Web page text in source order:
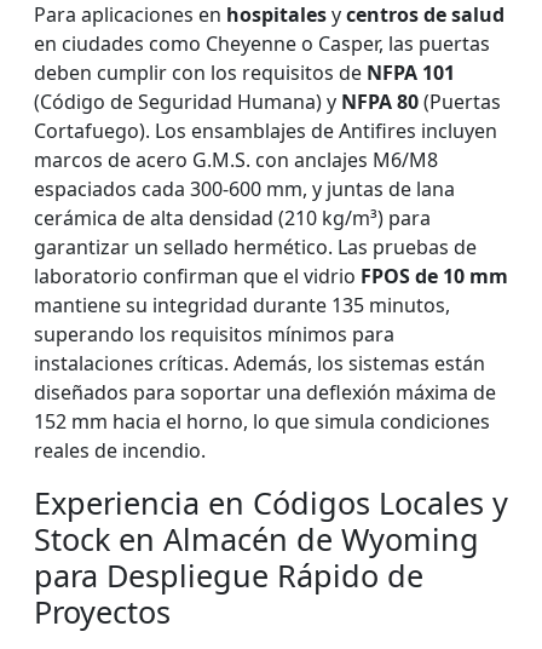
Para aplicaciones en hospitalesycentros de salud
en ciudades como Cheyenne o Casper, las puertas
deben cumplir con los requisitos de NFPA 101
(Código de Seguridad Humana) y NFPA 80(Puertas
Cortafuego). Los ensamblajes de Antifires incluyen
marcos de acero G.M.S. con anclajes M6/M8
espaciados cada 300-600 mm, y juntas de lana
cerámica de alta densidad (210 kg/m³) para
garantizar un sellado hermético. Las pruebas de
laboratorio confirman que el vidrio FPOS de 10 mm
mantiene su integridad durante 135 minutos,
superando los requisitos mínimos para
instalaciones críticas. Además, los sistemas están
diseñados para soportar una deflexión máxima de
152 mm hacia el horno, lo que simula condiciones
reales de incendio.
Experiencia en Códigos Locales y
Stock en Almacén de Wyoming
para Despliegue Rápido de
Proyectos